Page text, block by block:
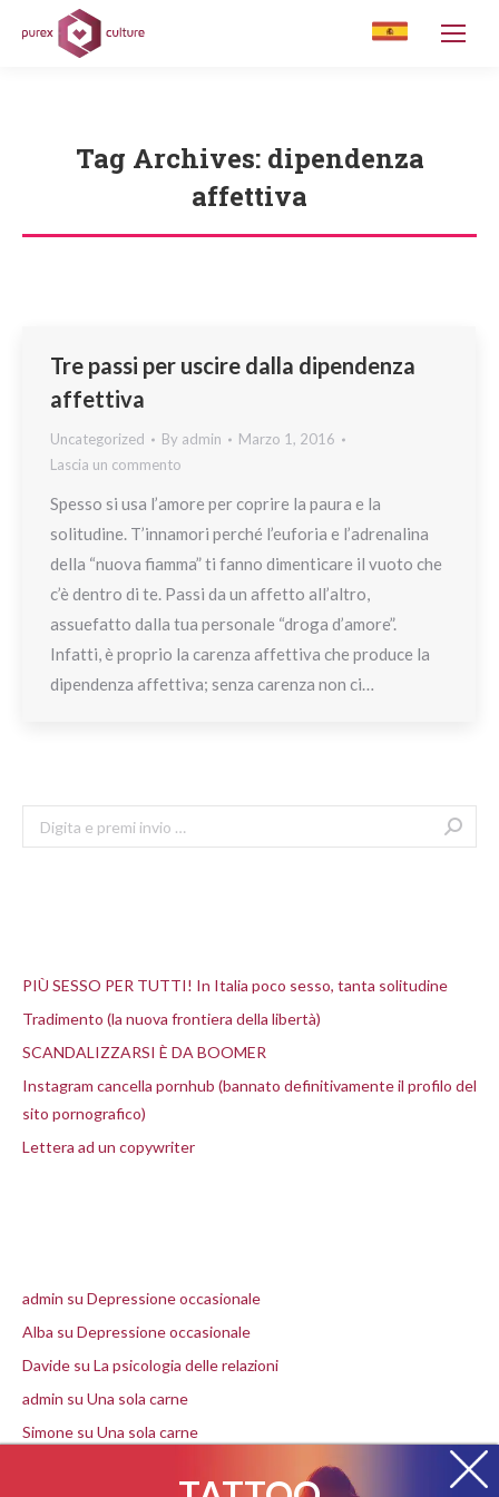
Tag Archives: dipendenza
affettiva
You are here:
Tre passi per uscire dalla dipendenza
affettiva
Uncategorized By admin
Marzo 1, 2016
Lascia un commento
Spesso si usa l’amore per coprire la paura e la
solitudine. T’innamori perché l’euforia e l’adrenalina
della “nuova fiamma” ti fanno dimenticare il vuoto che
c’è dentro di te. Passi da un affetto all’altro,
assuefatto dalla tua personale “droga d’amore”.
Infatti, è proprio la carenza affettiva che produce la
dipendenza affettiva; senza carenza non ci…
Search:
PIÙ SESSO PER TUTTI! In Italia poco sesso, tanta solitudine
Tradimento (la nuova frontiera della libertà)
SCANDALIZZARSI È DA BOOMER
Instagram cancella pornhub (bannato definitivamente il profilo del
sito pornografico)
Lettera ad un copywriter
admin su Depressione occasionale
Alba su Depressione occasionale
Davide su La psicologia delle relazioni
admin su Una sola carne
Simone su Una sola carne